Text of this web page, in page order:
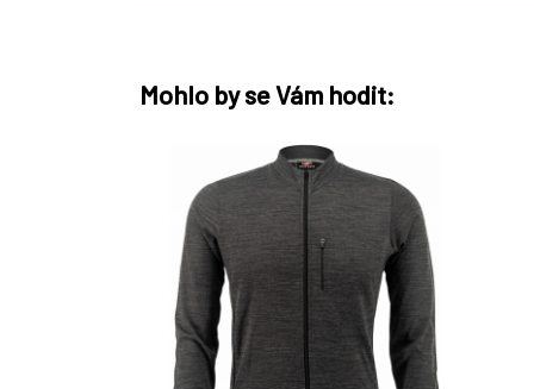
Mohlo by se Vám hodit: